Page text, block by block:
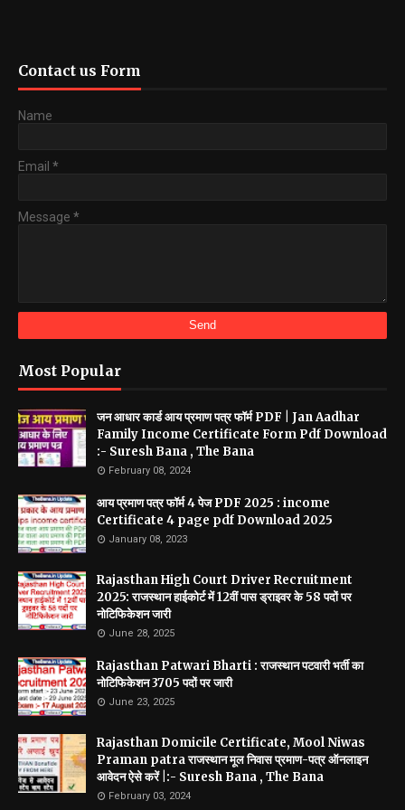
Contact us Form
Name
Email *
Message *
Most Popular
जन आधार कार्ड आय प्रमाण पत्र फॉर्म PDF | Jan Aadhar
Family Income Certificate Form Pdf Download
:- Suresh Bana , The Bana
February 08, 2024
आय प्रमाण पत्र फॉर्म 4 पेज PDF 2025 : income
Certificate 4 page pdf Download 2025
January 08, 2023
Rajasthan High Court Driver Recruitment
2025: राजस्थान हाईकोर्ट में 12वीं पास ड्राइवर के 58 पदों पर
नोटिफिकेशन जारी
June 28, 2025
Rajasthan Patwari Bharti : राजस्थान पटवारी भर्ती का
नोटिफिकेशन 3705 पदों पर जारी
June 23, 2025
Rajasthan Domicile Certificate, Mool Niwas
Praman patra राजस्थान मूल निवास प्रमाण-पत्र ऑनलाइन
आवेदन ऐसे करें |:- Suresh Bana , The Bana
February 03, 2024